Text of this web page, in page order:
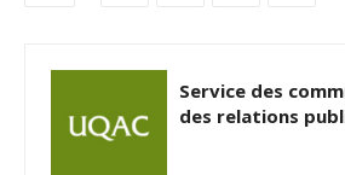
Service des
des relations